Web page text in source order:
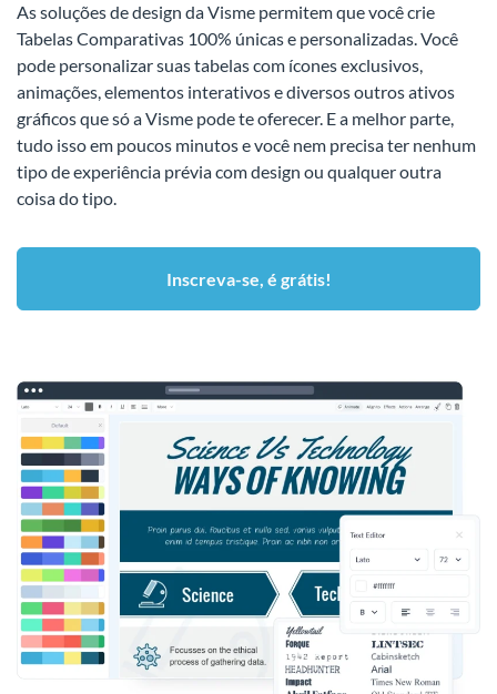
As soluções de design da Visme permitem que você crie
Tabelas Comparativas 100% únicas e personalizadas. Você
pode personalizar suas tabelas com ícones exclusivos,
animações, elementos interativos e diversos outros ativos
gráficos que só a Visme pode te oferecer. E a melhor parte,
tudo isso em poucos minutos e você nem precisa ter nenhum
tipo de experiência prévia com design ou qualquer outra
coisa do tipo.
Inscreva-se, é grátis!